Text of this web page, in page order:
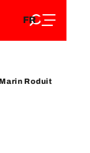
FR
EN
Marin Roduit